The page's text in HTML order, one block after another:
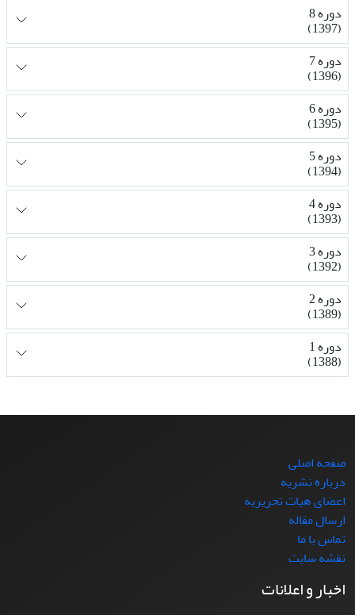
دوره 8
(1397)
دوره 7
(1396)
دوره 6
(1395)
دوره 5
(1394)
دوره 4
(1393)
دوره 3
(1392)
دوره 2
(1389)
دوره 1
(1388)
صفحه اصلی
درباره نشریه
اعضای هیات تحریریه
ارسال مقاله
تماس با ما
نقشه سایت
اخبار و اعلانات